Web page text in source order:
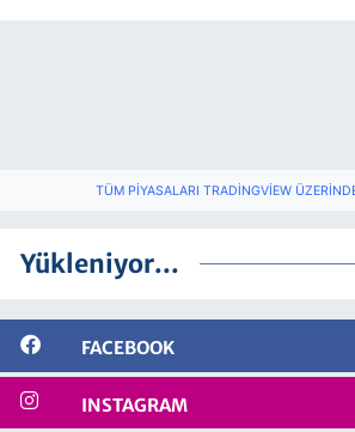
TÜM PIYASALARI TRADINGVIEW
Yükleniyor...
FACEBOOK
INSTAGRAM